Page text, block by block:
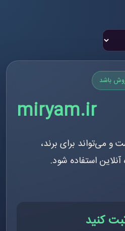
باشد
miryam.ir
و می‌تواند برای برند،
استفاده شود.
کنید